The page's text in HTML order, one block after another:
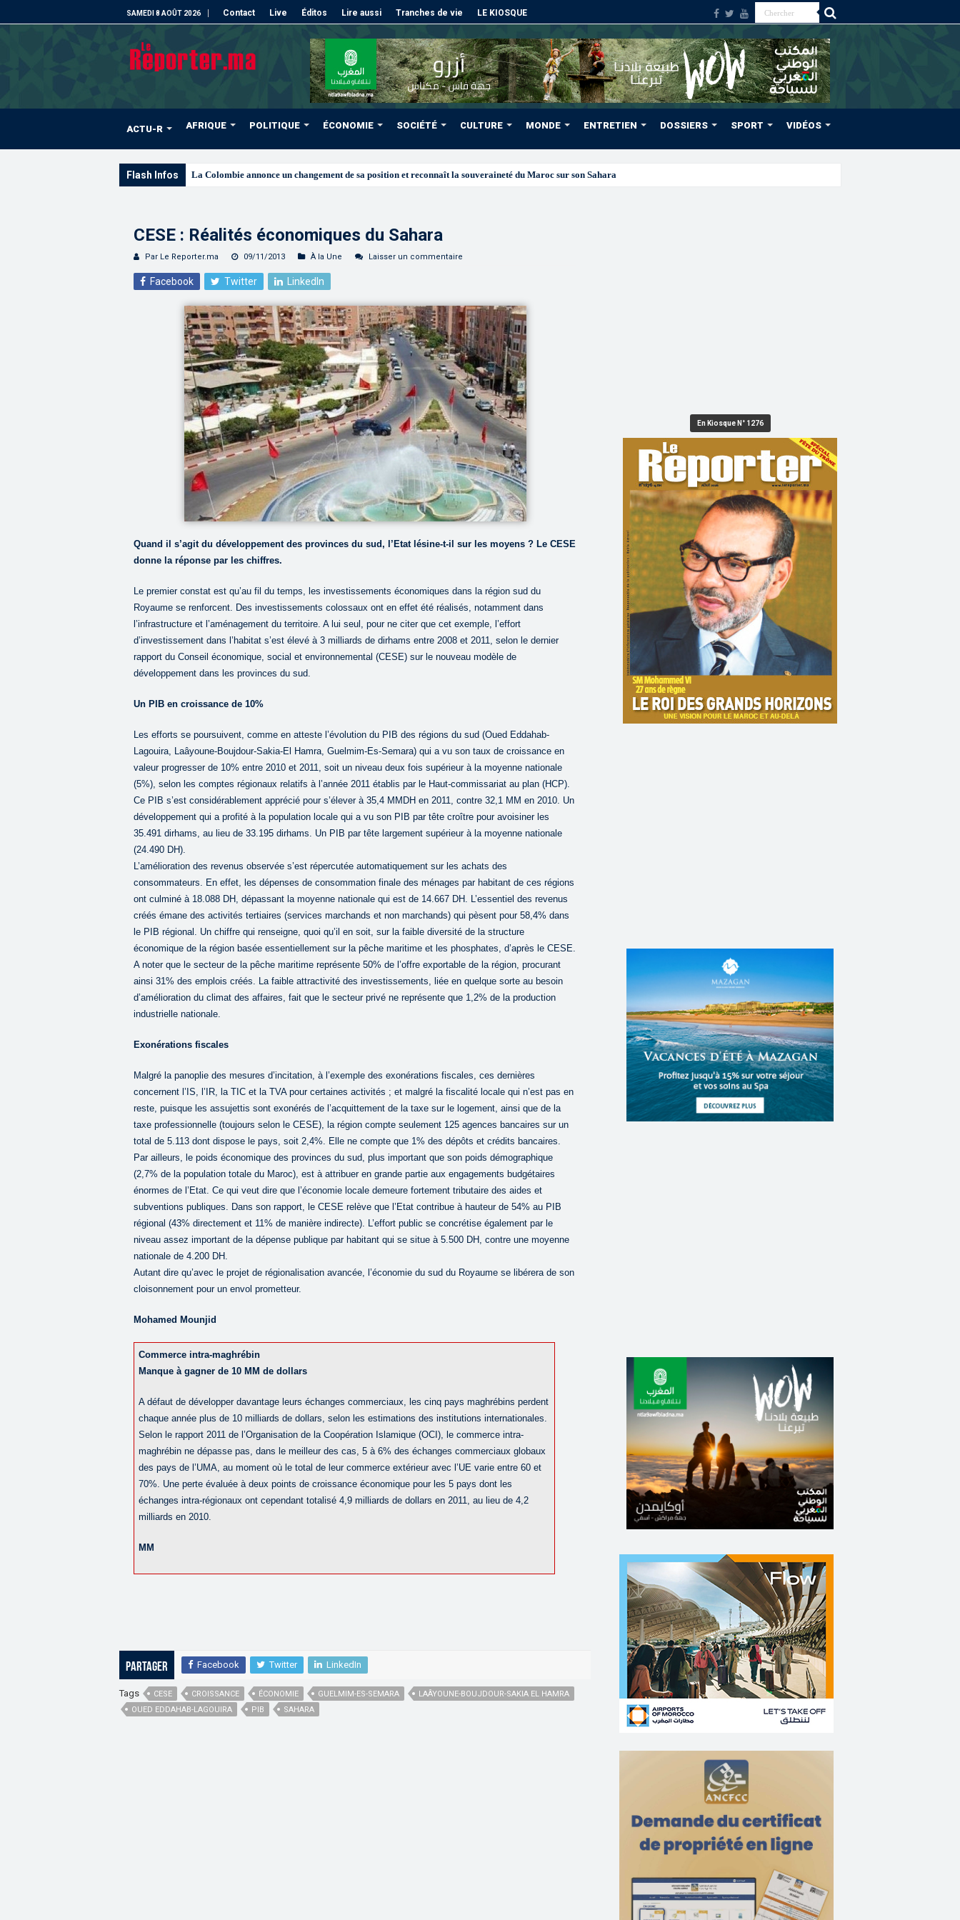
SAMEDI 8 AOÛT 2026 Contact Live Éditos Lire aussi Tranches de vie LE KIOSQUE
ACTU-R AFRIQUE POLITIQUE ÉCONOMIE SOCIÉTÉ CULTURE MONDE ENTRETIEN DOSSIERS SPORT VIDÉOS
Flash Infos Signature à Santiago d’un prot
CESE : Réalités économiques du Sahara
Par Le Reporter.ma 09/11/2013 À la Une Laisser un commentaire
Facebook Twitter LinkedIn
Quand il s’agit du développement des provinces du sud, l’Etat lésine-t-il sur les moyens ? Le CESE
donne la réponse par les chiffres.
Le premier constat est qu’au fil du temps, les investissements économiques dans la région sud du
Royaume se renforcent. Des investissements colossaux ont en effet été réalisés, notamment dans
l’infrastructure et l’aménagement du territoire. A lui seul, pour ne citer que cet exemple, l’effort
d’investissement dans l’habitat s’est élevé à 3 milliards de dirhams entre 2008 et 2011, selon le dernier
rapport du Conseil économique, social et environnemental (CESE) sur le nouveau modèle de
développement dans les provinces du sud.
Un PIB en croissance de 10%
Les efforts se poursuivent, comme en atteste l’évolution du PIB des régions du sud (Oued Eddahab-
Lagouira, Laâyoune-Boujdour-Sakia-El Hamra, Guelmim-Es-Semara) qui a vu son taux de croissance en
valeur progresser de 10% entre 2010 et 2011, soit un niveau deux fois supérieur à la moyenne nationale
(5%), selon les comptes régionaux relatifs à l’année 2011 établis par le Haut-commissariat au plan (HCP).
Ce PIB s’est considérablement apprécié pour s’élever à 35,4 MMDH en 2011, contre 32,1 MM en 2010. Un
développement qui a profité à la population locale qui a vu son PIB par tête croître pour avoisiner les
35.491 dirhams, au lieu de 33.195 dirhams. Un PIB par tête largement supérieur à la moyenne nationale
(24.490 DH).
L’amélioration des revenus observée s’est répercutée automatiquement sur les achats des
consommateurs. En effet, les dépenses de consommation finale des ménages par habitant de ces régions
ont culminé à 18.088 DH, dépassant la moyenne nationale qui est de 14.667 DH. L’essentiel des revenus
créés émane des activités tertiaires (services marchands et non marchands) qui pèsent pour 58,4% dans
le PIB régional. Un chiffre qui renseigne, quoi qu’il en soit, sur la faible diversité de la structure
économique de la région basée essentiellement sur la pêche maritime et les phosphates, d’après le CESE.
A noter que le secteur de la pêche maritime représente 50% de l’offre exportable de la région, procurant
ainsi 31% des emplois créés. La faible attractivité des investissements, liée en quelque sorte au besoin
d’amélioration du climat des affaires, fait que le secteur privé ne représente que 1,2% de la production
industrielle nationale.
Exonérations fiscales
Malgré la panoplie des mesures d’incitation, à l’exemple des exonérations fiscales, ces dernières
concernent l’IS, l’IR, la TIC et la TVA pour certaines activités ; et malgré la fiscalité locale qui n’est pas en
reste, puisque les assujettis sont exonérés de l’acquittement de la taxe sur le logement, ainsi que de la
taxe professionnelle (toujours selon le CESE), la région compte seulement 125 agences bancaires sur un
total de 5.113 dont dispose le pays, soit 2,4%. Elle ne compte que 1% des dépôts et crédits bancaires.
Par ailleurs, le poids économique des provinces du sud, plus important que son poids démographique
(2,7% de la population totale du Maroc), est à attribuer en grande partie aux engagements budgétaires
énormes de l’Etat. Ce qui veut dire que l’économie locale demeure fortement tributaire des aides et
subventions publiques. Dans son rapport, le CESE relève que l’Etat contribue à hauteur de 54% au PIB
régional (43% directement et 11% de manière indirecte). L’effort public se concrétise également par le
niveau assez important de la dépense publique par habitant qui se situe à 5.500 DH, contre une moyenne
nationale de 4.200 DH.
Autant dire qu’avec le projet de régionalisation avancée, l’économie du sud du Royaume se libérera de son
cloisonnement pour un envol prometteur.
Mohamed Mounjid
Commerce intra-maghrébin
Manque à gagner de 10 MM de dollars
A défaut de développer davantage leurs échanges commerciaux, les cinq pays maghrébins perdent
chaque année plus de 10 milliards de dollars, selon les estimations des institutions internationales.
Selon le rapport 2011 de l’Organisation de la Coopération Islamique (OCI), le commerce intra-
maghrébin ne dépasse pas, dans le meilleur des cas, 5 à 6% des échanges commerciaux globaux
des pays de l’UMA, au moment où le total de leur commerce extérieur avec l’UE varie entre 60 et
70%. Une perte évaluée à deux points de croissance économique pour les 5 pays dont les
échanges intra-régionaux ont cependant totalisé 4,9 milliards de dollars en 2011, au lieu de 4,2
milliards en 2010.
MM
Partager Facebook Twitter LinkedIn
Tags CESE CROISSANCE ÉCONOMIE GUELMIM-ES-SEMARA
LAÂYOUNE-BOUJDOUR-SAKIA EL HAMRA
OUED EDDAHAB-LAGOUIRA
PIB SAHARA
En Kiosque N° 1276